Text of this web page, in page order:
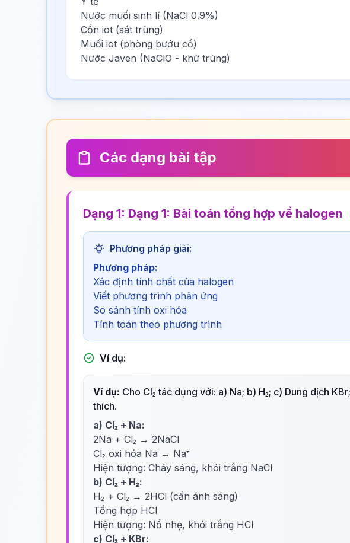
Nước muối sinh lí (NaCl 0.9%)
Cồn iot (sát trùng)
Muối iot (phòng bướu cổ)
Nước Javen (NaClO - khử trùng)
Các dạng bài tập
Dạng 1: Dạng 1: Bài toán tổng hợp về halogen
Phương pháp giải:
Phương pháp:
Xác định tính chất của halogen
Viết phương trình phản ứng
So sánh tính oxi hóa
Tính toán theo phương trình
Ví dụ:
Ví dụ: Cho Cl₂ tác dụng với: a) Na; b) H₂; c) Dung dịch
thích.
a) Cl₂ + Na:
2Na + Cl₂ → 2NaCl
Cl₂ oxi hóa Na → Na⁺
Hiện tượng: Cháy sáng, khói trắng NaCl
b) Cl₂ + H₂:
H₂ + Cl₂ → 2HCl (cần ánh sáng)
Tổng hợp HCl
Hiện tượng: Nổ nhẹ, khói trắng HCl
c) Cl₂ + KBr: